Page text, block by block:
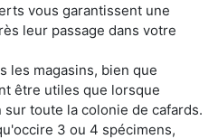
vous garantissent une
leur passage dans votre
les magasins, bien que
être utiles que lorsque
toute la colonie de cafards.
3 ou 4 spécimens,